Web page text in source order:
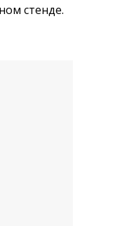
стенде.